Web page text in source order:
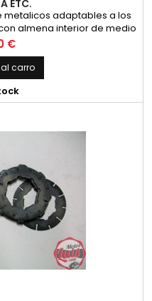
ETC.
adaptables a los
almena interior de medio
Compuesto por 12 discos
y 6 discos exteriores
€
carro